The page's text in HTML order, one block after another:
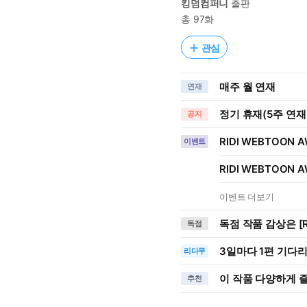
킹덤컴퍼니 출판
총 97화
관심
연재 매주 월 연재
공지 정기 휴재(5주 연
이벤트 RIDI WEBTOON
RIDI WEBTOON
이벤트 더보기
독점 독점 작품 감상은
리다무 3일마다1편 기다
추천 이 작품 다양하게